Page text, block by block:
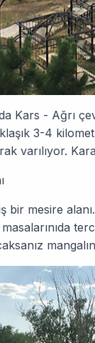
Kars - Ağrı
3-4
varılıyor.
bir mesire